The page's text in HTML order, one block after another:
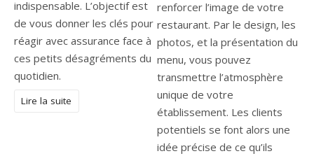
indispensable. L’objectif est
de vous donner les clés pour
réagir avec assurance face à
ces petits désagréments du
quotidien.
Lire la suite
renforcer l’image de votre
restaurant. Par le design, les
photos, et la présentation du
menu, vous pouvez
transmettre l’atmosphère
unique de votre
établissement. Les clients
potentiels se font alors une
idée précise de ce qu’ils